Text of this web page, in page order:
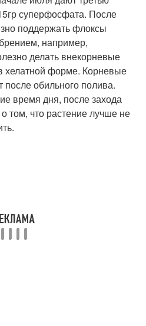
суперфосфата. После
поддержать флоксы
например,
делать внекорневые
хелатной форме. Корневые
обильного полива.
время дня, после захода
том, что растение лучше не